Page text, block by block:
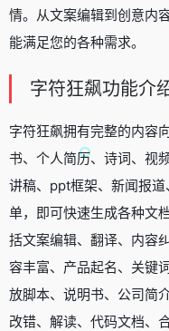
情。从文案编辑到创意内
能满足您的各种需求。
字符狂飙功能介
字符狂飙拥有完整的内容
书、个人简历、诗词、视
讲稿、ppt框架、新闻报
单，即可快速生成各种文
括文案编辑、翻译、内容
容丰富、产品起名、关键
放脚本、说明书、公司简
改错、解读、代码文档、